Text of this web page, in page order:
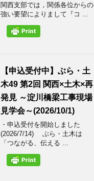
関西支部では，関係各位からの
強い要望によりまして『コ ...
【申込受付中】ぶら・土
木49 第2回 関西×土木×再
発見 ～淀川橋梁工事現場
見学会～(2026/10/1)
・申込受付を開始しました
(2026/7/14) ぶら・土木は
「つながる、伝える ...